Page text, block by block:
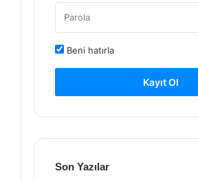
Beni hatırla
Kayıt Ol
Son Yazılar